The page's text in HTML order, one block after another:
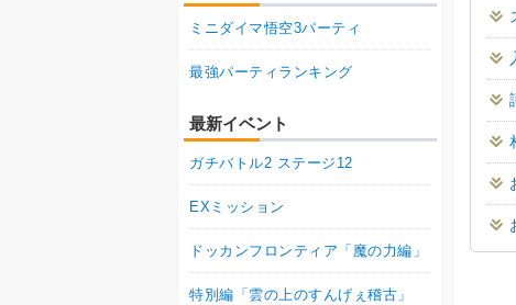
ミニダイマ悟空3パーティ
最強パーティランキング
最新イベント
ガチバトル2 ステージ12
EXミッション
ドッカンフロンティア「魔の力編」
特別編「雲の上のすんげぇ稽古」